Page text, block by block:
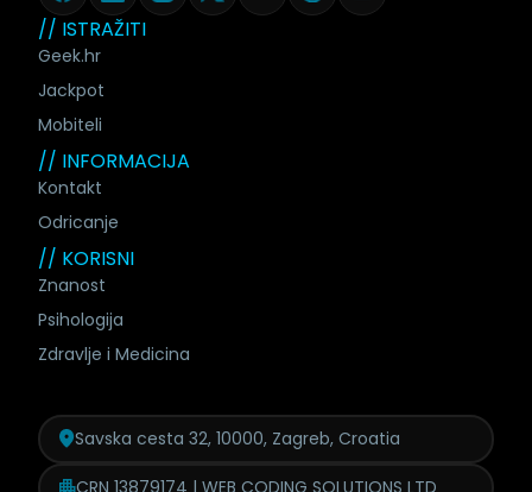
// ISTRAŽITI
Geek.hr
Jackpot
Mobiteli
// INFORMACIJA
Kontakt
Odricanje
// KORISNI
Znanost
Psihologija
Zdravlje i Medicina
Savska cesta 32, 10000, Zagreb, Croatia
CRN 13879174 | WEB CODING SOLUTIONS LTD